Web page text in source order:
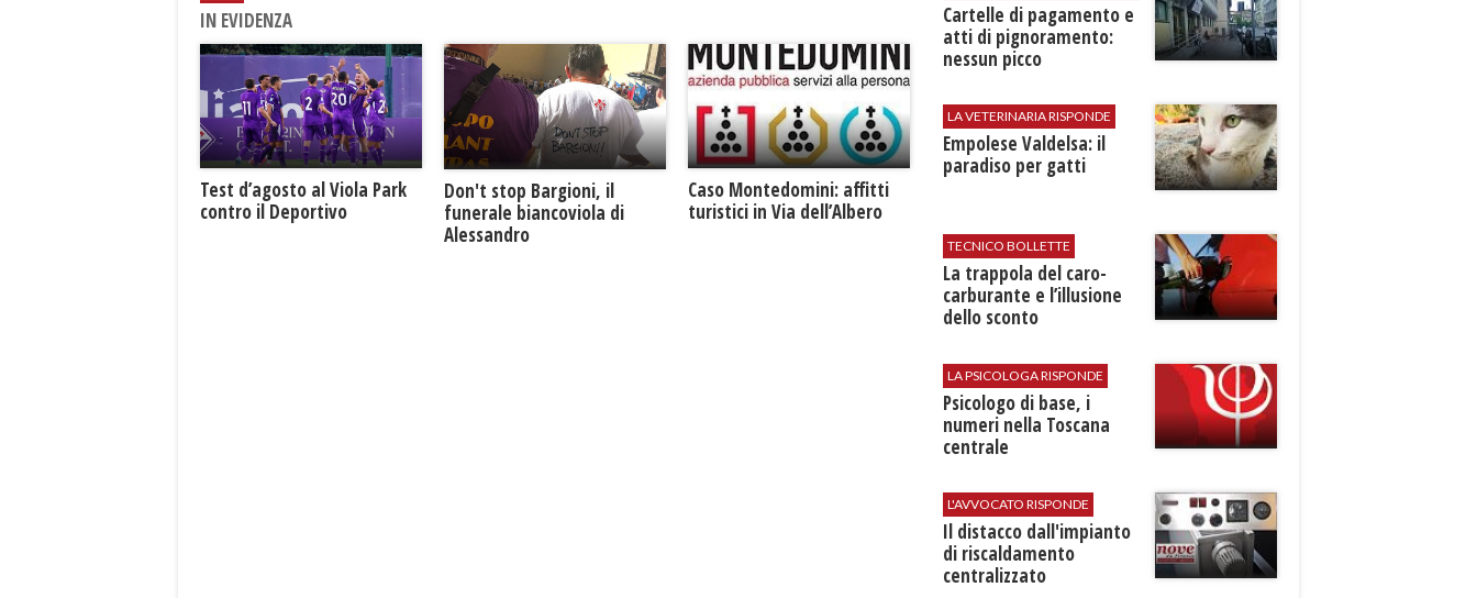
IN EVIDENZA
Test d’agosto al Viola Park
contro il Deportivo
Don't stop Bargioni, il
funerale biancoviola di
Alessandro
Caso Montedomini: affitti
turistici in Via dell’Albero
Cartelle di pagamento e
atti di pignoramento:
nessun picco
LA VETERINARIA RISPONDE
Empolese Valdelsa: il
paradiso per gatti
TECNICO BOLLETTE
​La trappola del caro-
carburante e l’illusione
dello sconto
LA PSICOLOGA RISPONDE
Psicologo di base, i
numeri nella Toscana
centrale
L'AVVOCATO RISPONDE
Il distacco dall'impianto
di riscaldamento
centralizzato